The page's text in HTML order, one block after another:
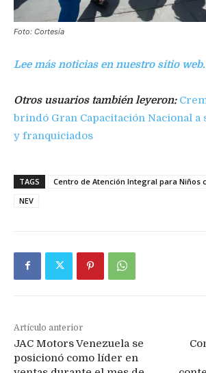
Foto: Cortesía
Lee más noticias en nuestro sitio web.
Otros usuarios también leyeron:
brindó Gran Capacitación Nacional a
y franquiciados
TAGS
Centro de Atención Integral para Niños
NEV
Artículo anterior
JAC Motors Venezuela se
posicionó como líder en